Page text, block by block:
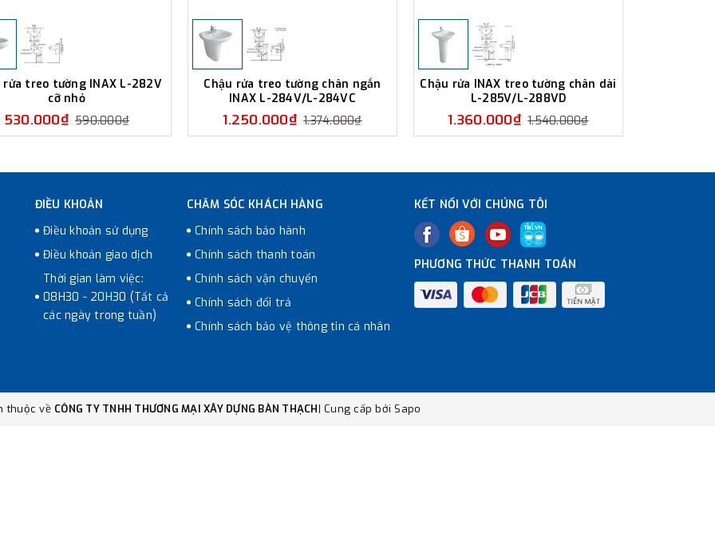
rửa treo tường INAX L-282V
cỡ nhỏ
530.000₫ 590.000₫
Chậu rửa treo tường chân ngắn
INAX L-284V/L-284VC
1.250.000₫ 1.374.000₫
Chậu rửa INAX treo tường chân dài
L-285V/L-288VD
1.360.000₫ 1.540.000₫
ĐIỀU KHOẢN
Điều khoản sử dụng
Điều khoản giao dịch
Thời gian làm việc:
08H30 - 20H30 (Tất cả
các ngày trong tuần)
CHĂM SÓC KHÁCH HÀNG
Chính sách bảo hành
Chính sách thanh toán
Chính sách vận chuyển
Chính sách đổi trả
Chính sách bảo vệ thông tin cá nhân
KẾT NỐI VỚI CHÚNG TÔI
PHƯƠNG THỨC THANH TOÁN
thuộc về CÔNG TY TNHH THƯƠNG MẠI XÂY DỰNG BÀN THẠCH| Cung cấp bởi Sapo